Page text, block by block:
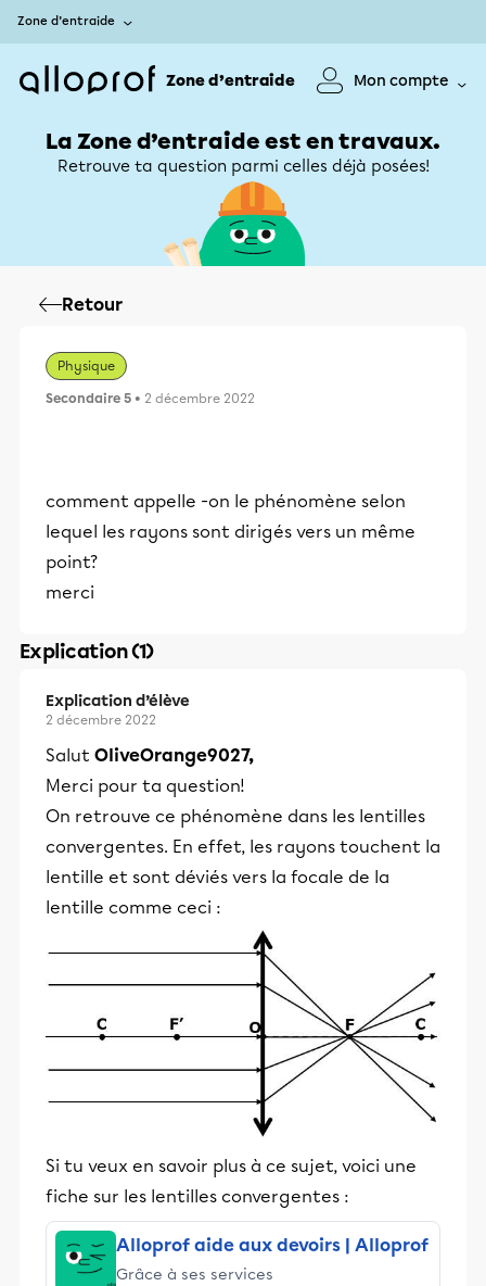
Zone d’entraide
Zone d’entraide Mon compte
La Zone d’entraide est en travaux.
Retrouve ta question parmi celles déjà posées!
Retour
Physique
Secondaire 5 • 2 décembre 2022
comment appelle -on le phénomène selon
lequel les rayons sont dirigés vers un même
point?
merci
Explication (1)
Explication d’élève
2 décembre 2022
Salut OliveOrange9027,
Merci pour ta question!
On retrouve ce phénomène dans les lentilles
convergentes. En effet, les rayons touchent la
lentille et sont déviés vers la focale de la
lentille comme ceci :
Si tu veux en savoir plus à ce sujet, voici une
fiche sur les lentilles convergentes :
Alloprof aide aux devoirs | Alloprof
Grâce à ses services